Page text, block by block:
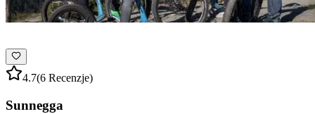
4.7(6 Recenzje)
Sunnegga